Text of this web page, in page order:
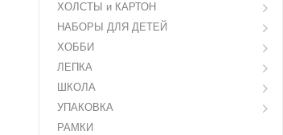
ХОЛСТЫ и КАРТОН
НАБОРЫ ДЛЯ ДЕТЕЙ
ХОББИ
ЛЕПКА
ШКОЛА
УПАКОВКА
РАМКИ